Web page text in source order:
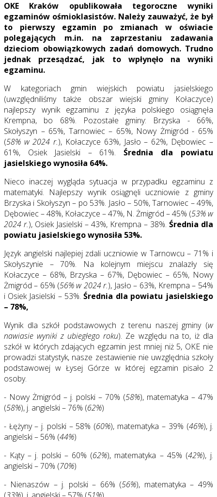
OKE Kraków opublikowała tegoroczne wyniki
egzaminów ośmioklasistów. Należy zauważyć, że był
to pierwszy egzamin po zmianach w oświacie
polegających m.in. na zaprzestaniu zadawania
dzieciom obowiązkowych zadań domowych. Trudno
jednak przesądzać, jak to wpłynęło na wyniki
egzaminu.
W kategoriach gmin wiejskich powiatu jasielskiego
(uwzględniliśmy także obszar wiejski gminy Kołaczyce)
najlepszy wynik egzaminu z języka polskiego osiągnęła
Krempna, bo 68%. Pozostałe gminy: Brzyska - 66%,
Skołyszyn – 65%, Tarnowiec – 65%, Nowy Żmigród - 65%
(58% w 2024 r.), Kołaczyce 63%, Jasło – 62%, Dębowiec –
61%, Osiek Jasielski – 61%. Średnia dla powiatu
jasielskiego wynosiła 64%.
Nieco inaczej wygląda sytuacja w przypadku egzaminu z
matematyki. Najlepszy wynik osiągnęli uczniowie z gminy
Brzyska i Skołyszyn – po 53%. Jasło – 50%, Tarnowiec – 49%,
Dębowiec – 48%, Kołaczyce – 47%, N. Żmigród – 45% (53% w
2024 r.), Osiek Jasielski – 43%, Krempna – 38%. Średnia dla
powiatu jasielskiego wynosiła 53%.
Język angielski najlepiej zdali uczniowie w Tarnowcu – 71% i
Skołyszynie – 70%. Na kolejnym miejscu znalazły się
Kołaczyce – 68%, Brzyska – 67%, Dębowiec – 65%, Nowy
Żmigród – 65% (56% w 2024 r.), Jasło – 63%, Krempna – 54%
i Osiek Jasielski – 53%. Średnia dla powiatu jasielskiego
– 78%,
Wynik dla szkół podstawowych z terenu naszej gminy (w
nawiasie wyniki z ubiegłego roku). Ze względu na to, iż dla
szkół w których zdających egzamin jest mniej niż 5, OKE nie
prowadzi statystyk, nasze zestawienie nie uwzględnia szkoły
podstawowej w Łysej Górze w której egzamin pisało 2
osoby.
- Nowy Żmigród – j. polski – 70% (58%), matematyka – 47%
(58%), j. angielski – 76% (62%)
- Łężyny – j. polski – 58% (60%), matematyka – 39% (46%), j.
angielski – 56% (44%)
- Kąty – j. polski – 60% (62%), matematyka – 45% (42%), j.
angielski – 70% (70%)
- Nienaszów – j. polski – 66% (56%), matematyka – 49%